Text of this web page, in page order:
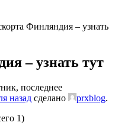
Финляндия – узнать
– узнать тут
последнее
назад сделано prxblog.
1)